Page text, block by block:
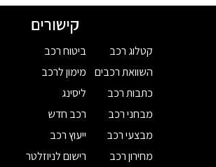
קישורים
קטלוג רכב
השוואת רכבים
כתבות רכב
מבחני רכב
מבצעי רכב
מחירון רכב
ביטוח רכב
מימון לרכב
ליסינג
רכב חדש
ייעוץ רכב
רישום לניוזלטר